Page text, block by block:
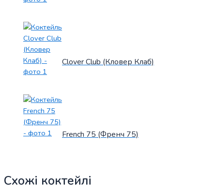
Clover Club (Кловер Клаб)
French 75 (Френч 75)
Схожі коктейлі